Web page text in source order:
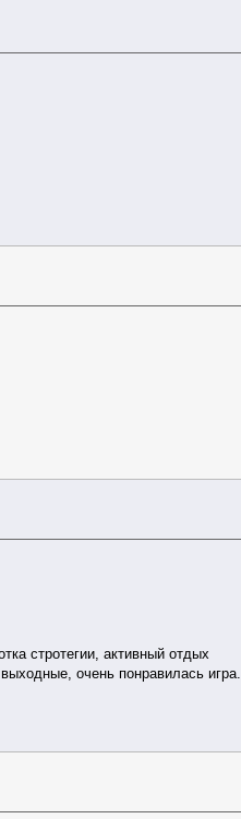
стротегии, активный отдых
очень понравилась игра.